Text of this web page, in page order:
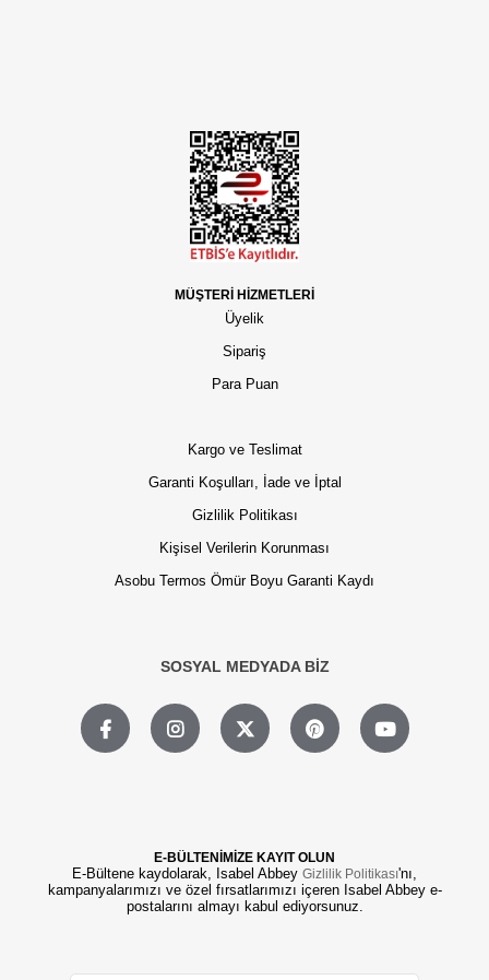
MÜŞTERİ HİZMETLERİ
Üyelik
Sipariş
Para Puan
Kargo ve Teslimat
Garanti Koşulları, İade ve İptal
Gizlilik Politikası
Kişisel Verilerin Korunması
Asobu Termos Ömür Boyu Garanti Kaydı
SOSYAL MEDYADA BİZ
E-BÜLTENİMİZE KAYIT OLUN
E-Bültene kaydolarak, Isabel Abbey Gizlilik Politikası'nı,
kampanyalarımızı ve özel fırsatlarımızı içeren Isabel Abbey e-
postalarını almayı kabul ediyorsunuz.